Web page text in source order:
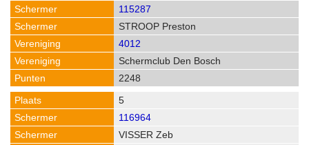
115287
STROOP Preston
4012
Schermclub Den Bosch
2248
5
116964
VISSER Zeb